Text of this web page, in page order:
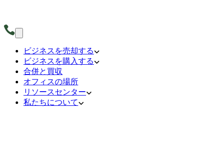
ビジネスを売却する
ビジネスを購入する
合併と買収
オフィスの場所
リソースセンター
私たちについて